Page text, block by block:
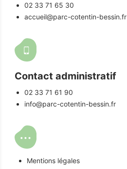
02 33 71 65 30
accueil@parc-cotentin-bessin.fr
Contact administratif
02 33 71 61 90
info@parc-cotentin-bessin.fr
Mentions légales